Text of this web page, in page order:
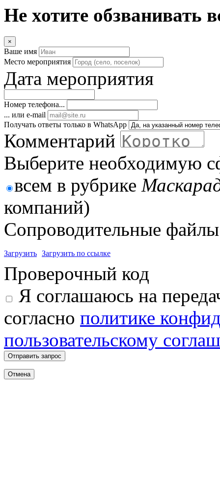
Не хотите обзванивать
×
Ваше имя
Место мероприятия
Дата мероприятия
Номер телефона...
... или e-mail
Получать ответы только в WhatsApp
Комментарий
Выберите необходимую
всем в рубрике
компаний)
Сопроводительные
Загрузить Загрузить по ссылке
Проверочный код
Я соглашаюсь на
согласно политике
пользовательскому
Отправить запрос
Отмена